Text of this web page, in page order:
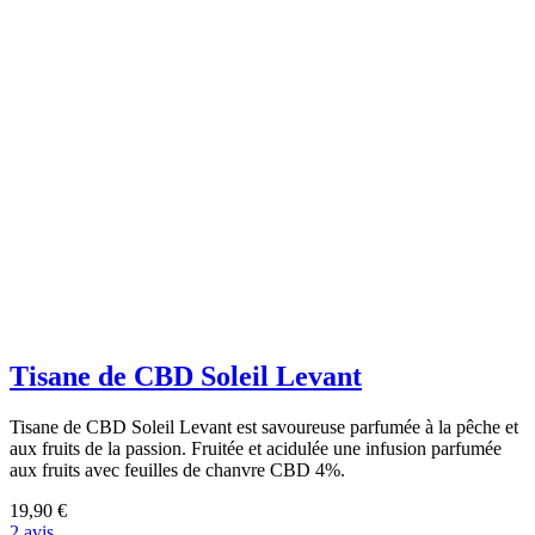
Tisane de CBD Soleil Levant
Tisane de CBD Soleil Levant est savoureuse parfumée à la pêche et
aux fruits de la passion. Fruitée et acidulée une infusion parfumée
aux fruits avec feuilles de chanvre CBD 4%.
19,90 €